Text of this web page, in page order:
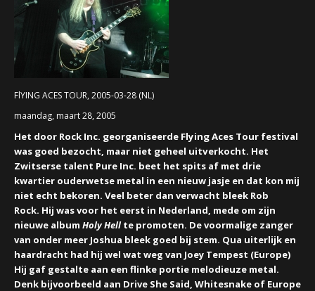
CONCERTFOTO'S
CONCERTBEZOEK
LINKS
FlYING ACES TOUR, 2005-03-28 (NL)
maandag, maart 28, 2005
Het door Rock Inc. georganiseerde Flying Aces Tour festival
was goed bezocht, maar niet geheel uitverkocht. Het
Zwitserse talent Pure Inc. beet het spits af met drie
kwartier ouderwetse metal in een nieuw jasje en dat kon mij
niet echt bekoren. Veel beter dan verwacht bleek Rob
Rock. Hij was voor het eerst in Nederland, mede om zijn
nieuwe album Holy Hellte promoten. De voormalige zanger
van onder meer Joshua bleek goed bij stem. Qua uiterlijk en
haardracht had hij wel wat weg van Joey Tempest (Europe)
Hij gaf gestalte aan een flinke portie melodieuze metal.
Denk bijvoorbeeld aan Drive She Said, Whitesnake of Europe